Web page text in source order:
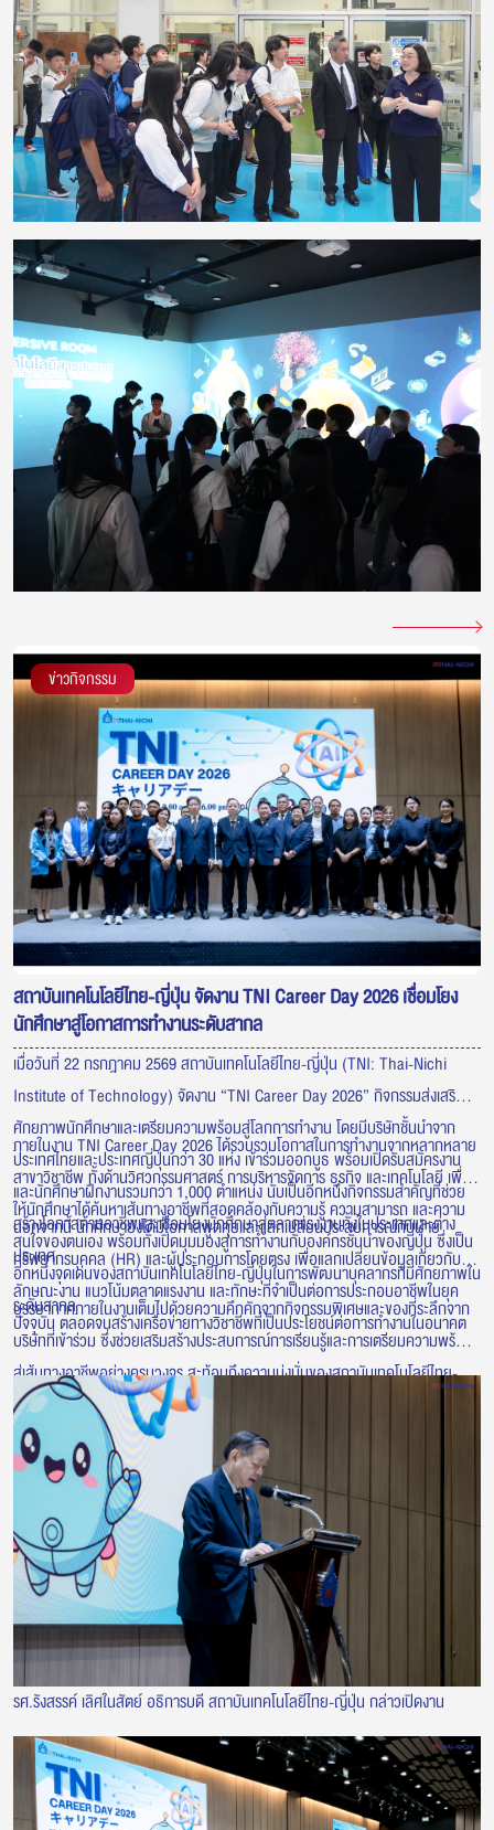
ข่าวกิจกรรม
สถาบันเทคโนโลยีไทย-ญี่ปุ่น จัดงาน TNI Career Day 2026 เชื่อมโยง
นักศึกษาสู่โอกาสการทำงานระดับสากล
เมื่อวันที่ 22 กรกฎาคม 2569 สถาบันเทคโนโลยีไทย-ญี่ปุ่น (TNI: Thai-Nichi
Institute of Technology) จัดงาน “TNI Career Day 2026” กิจกรรมส่งเสริม
ศักยภาพนักศึกษาและเตรียมความพร้อมสู่โลกการทำงาน โดยมีบริษัทชั้นนำจาก
ประเทศไทยและประเทศญี่ปุ่นกว่า 30 แห่ง เข้าร่วมออกบูธ พร้อมเปิดรับสมัครงาน
และนักศึกษาฝึกงานรวมกว่า 1,000 ตำแหน่ง นับเป็นอีกหนึ่งกิจกรรมสำคัญที่ช่วย
สร้างโอกาสด้านอาชีพและเชื่อมโยงนักศึกษาสู่ตลาดแรงงานทั้งในประเทศและต่าง
ประเทศ
ภายในงาน TNI Career Day 2026 ได้รวบรวมโอกาสในการทำงานจากหลากหลาย
สาขาวิชาชีพ ทั้งด้านวิศวกรรมศาสตร์ การบริหารจัดการ ธุรกิจ และเทคโนโลยี เพื่อ
ให้นักศึกษาได้ค้นหาเส้นทางอาชีพที่สอดคล้องกับความรู้ ความสามารถ และความ
สนใจของตนเอง พร้อมทั้งเปิดมุมมองสู่การทำงานกับองค์กรชั้นนำของญี่ปุ่น ซึ่งเป็น
อีกหนึ่งจุดเด่นของสถาบันเทคโนโลยีไทย-ญี่ปุ่นในการพัฒนาบุคลากรที่มีศักยภาพใน
ระดับสากล
นอกจากนี้ นักศึกษายังได้มีโอกาสพูดคุยและแลกเปลี่ยนประสบการณ์กับฝ่าย
ทรัพยากรบุคคล (HR) และผู้ประกอบการโดยตรง เพื่อแลกเปลี่ยนข้อมูลเกี่ยวกับ
ลักษณะงาน แนวโน้มตลาดแรงงาน และทักษะที่จำเป็นต่อการประกอบอาชีพในยุค
ปัจจุบัน ตลอดจนสร้างเครือข่ายทางวิชาชีพที่เป็นประโยชน์ต่อการทำงานในอนาคต
บรรยากาศภายในงานเต็มไปด้วยความคึกคักจากกิจกรรมพิเศษและของที่ระลึกจาก
บริษัทที่เข้าร่วม ซึ่งช่วยเสริมสร้างประสบการณ์การเรียนรู้และการเตรียมความพร้อม
สู่เส้นทางอาชีพอย่างครบวงจร สะท้อนถึงความมุ่งมั่นของสถาบันเทคโนโลยีไทย-
ญี่ปุ่นในการเชื่อมโยงภาคการศึกษาเข้ากับภาคอุตสาหกรรม เพื่อผลิตบัณฑิตที่มี
คุณภาพ พร้อมตอบโจทย์ความต้องการของตลาดแรงงาน และก้าวสู่การทำงานใน
ระดับนานาชาติอย่างมั่นใจ
รศ.รังสรรค์ เลิศในสัตย์ อธิการบดี สถาบันเทคโนโลยีไทย-ญี่ปุ่น กล่าวเปิดงาน